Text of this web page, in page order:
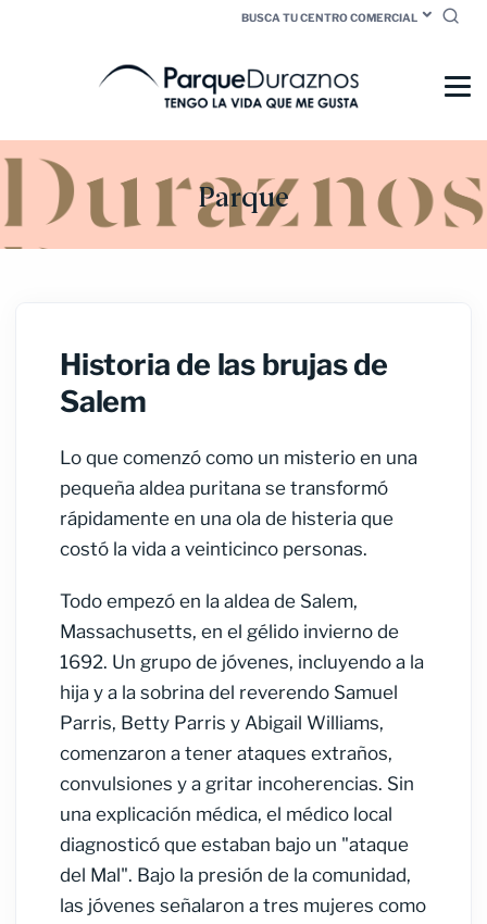
BUSCA TU CENTRO COMERCIAL
Parque
Historia de las brujas de
Salem
Lo que comenzó como un misterio en una
pequeña aldea puritana se transformó
rápidamente en una ola de histeria que
costó la vida a veinticinco personas.
Todo empezó en la aldea de Salem,
Massachusetts, en el gélido invierno de
1692. Un grupo de jóvenes, incluyendo a la
hija y a la sobrina del reverendo Samuel
Parris, Betty Parris y Abigail Williams,
comenzaron a tener ataques extraños,
convulsiones y a gritar incoherencias. Sin
una explicación médica, el médico local
diagnosticó que estaban bajo un "ataque
del Mal". Bajo la presión de la comunidad,
las jóvenes señalaron a tres mujeres como